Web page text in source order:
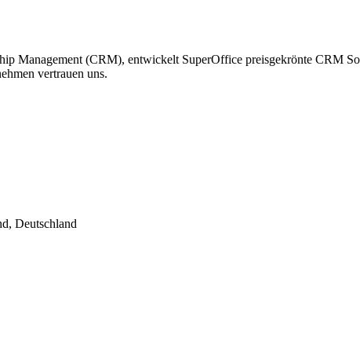
Management (CRM), entwickelt SuperOffice preisgekrönte CRM
vertrauen uns.
, Deutschland